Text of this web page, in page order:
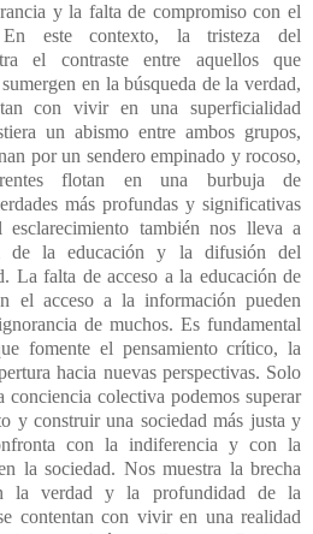
y la falta de compromiso con el
En este contexto, la tristeza del
el contraste entre aquellos que
en la búsqueda de la verdad,
con vivir en una superficialidad
un abismo entre ambos grupos,
por un sendero empinado y rocoso,
flotan en una burbuja de
más profundas y significativas
también nos lleva a
de la educación y la difusión del
La falta de acceso a la educación de
el acceso a la información pueden
de muchos. Es fundamental
fomente el pensamiento crítico, la
hacia nuevas perspectivas. Solo
conciencia colectiva podemos superar
y construir una sociedad más justa y
con la indiferencia y con la
la sociedad. Nos muestra la brecha
la verdad y la profundidad de la
contentan con vivir en una realidad